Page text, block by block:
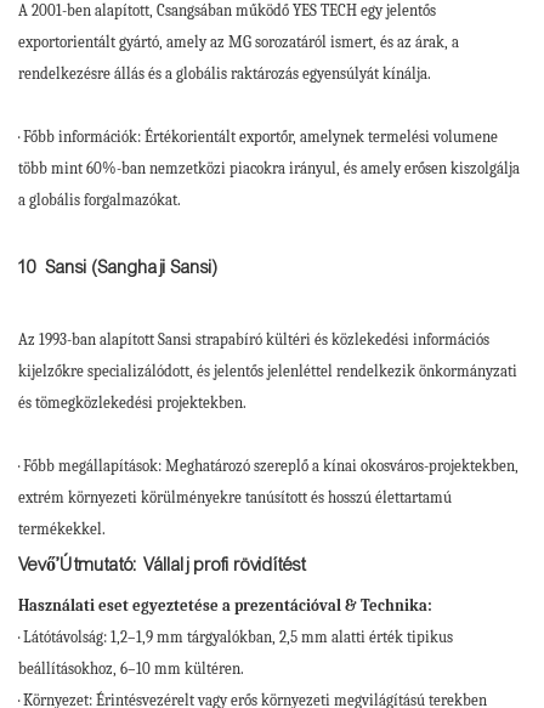
A 2001-ben alapított, Csangsában működő YES TECH egy jelentős
exportorientált gyártó, amely az MG sorozatáról ismert, és az árak, a
rendelkezésre állás és a globális raktározás egyensúlyát kínálja.
· Főbb információk: Értékorientált exportőr, amelynek termelési volumene
több mint 60%-ban nemzetközi piacokra irányul, és amely erősen kiszolgálja
a globális forgalmazókat.
10 Sansi (Sanghaji Sansi)
Az 1993-ban alapított Sansi strapabíró kültéri és közlekedési információs
kijelzőkre specializálódott, és jelentős jelenléttel rendelkezik önkormányzati
és tömegközlekedési projektekben.
· Főbb megállapítások: Meghatározó szereplő a kínai okosváros-projektekben,
extrém környezeti körülményekre tanúsított és hosszú élettartamú
termékekkel.
Vevő’Útmutató: Vállalj profi rövidítést
Használati eset egyeztetése a prezentációval & Technika:
· Látótávolság: 1,2–1,9 mm tárgyalókban, 2,5 mm alatti érték tipikus
beállításokhoz, 6–10 mm kültéren.
· Környezet: Érintésvezérelt vagy erős környezeti megvilágítású terekben